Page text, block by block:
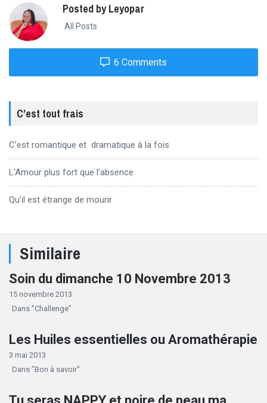
Posted by Leyopar
All Posts
6 Comments
C’est tout frais
C’est romantique et dramatique à la fois
L’Amour plus fort que l’absence
Qu’il est étrange de mourir
Similaire
Soin du dimanche 10 Novembre 2013
15 novembre 2013
Dans "Challenge"
Les Huiles essentielles ou Aromathérapie
3 mai 2013
Dans "Bon à savoir"